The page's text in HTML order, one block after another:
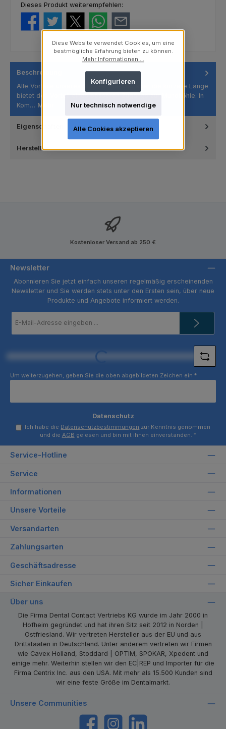
Dieses Produkt weiterempfehlen:
Beschreibung
Alle Vorteile unseres Standardkelchs, aber die kürzere Länge
bietet den Vorteil eines besseren Zugangs zur Mundhöhle. In
Kom… Mehr
Eigenschaften
Hersteller
Kostenloser Versand ab 250 €
Newsletter
Abonnieren Sie jetzt einfach unseren regelmäßig erscheinenden
Newsletter und Sie werden stets unter den Ersten sein, über neue
Produkte und Angebote informiert werden.
Mail-
Loading...
Um weiterzugehen, geben Sie die oben abgebildeten Zeichen ein *
Datenschutz
Ich habe die Datenschutzbestimmungen zur Kenntnis genommen
und die AGB gelesen und bin mit ihnen einverstanden. *
Service-Hotline
Service
Informationen
Unsere Vorteile
Versandarten
Zahlungsarten
Geschäftsadresse
Sicher Einkaufen
Über uns
Die Firma Dental Contact Vertriebs KG wurde im Jahr 2000 in
Hofheim gegründet und hat ihren Sitz seit 2012 in Norden |
Ostfriesland. Wir vertreten Hersteller aus der EU und aus
Drittstaaten in Deutschland. Unter anderem vertreten wir Firmen
wie Cavex Holland, Stoddard | OPTIM, SPOKAR, Xpedent und
einige mehr. Weiterhin stellen wir den EC|REP und Importer für die
Firma Centrix Inc. aus den USA. Mit mehr als 15.500 Kunden sind
wir eine feste Größe im Dentalmarkt.
Unsere Communities
Diese Website verwendet Cookies, um eine
bestmögliche Erfahrung bieten zu können.
Mehr Informationen ...
Nur technisch notwendige
Konfigurieren
Alle Cookies akzeptieren